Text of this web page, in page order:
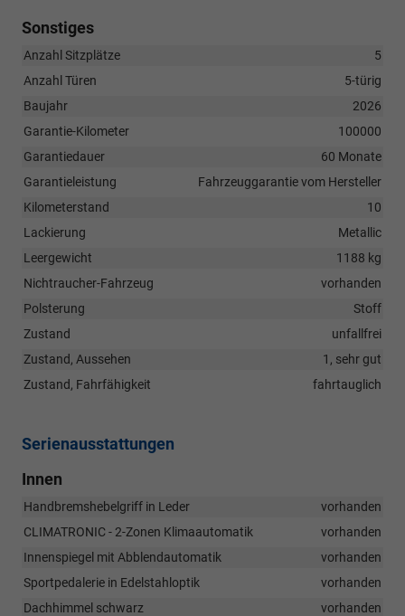
Sonstiges
Anzahl Sitzplätze
5
Anzahl Türen
5-türig
Baujahr
2026
Garantie-Kilometer
100000
Garantiedauer
60 Monate
Garantieleistung
Fahrzeuggarantie vom Hersteller
Kilometerstand
10
Lackierung
Metallic
Leergewicht
1188 kg
Nichtraucher-Fahrzeug
vorhanden
Polsterung
Stoff
Zustand
unfallfrei
Zustand, Aussehen
1, sehr gut
Zustand, Fahrfähigkeit
fahrtauglich
Serienausstattungen
Innen
Handbremshebelgriff in Leder
vorhanden
CLIMATRONIC - 2-Zonen Klimaautomatik
vorhanden
Innenspiegel mit Abblendautomatik
vorhanden
Sportpedalerie in Edelstahloptik
vorhanden
Dachhimmel schwarz
vorhanden